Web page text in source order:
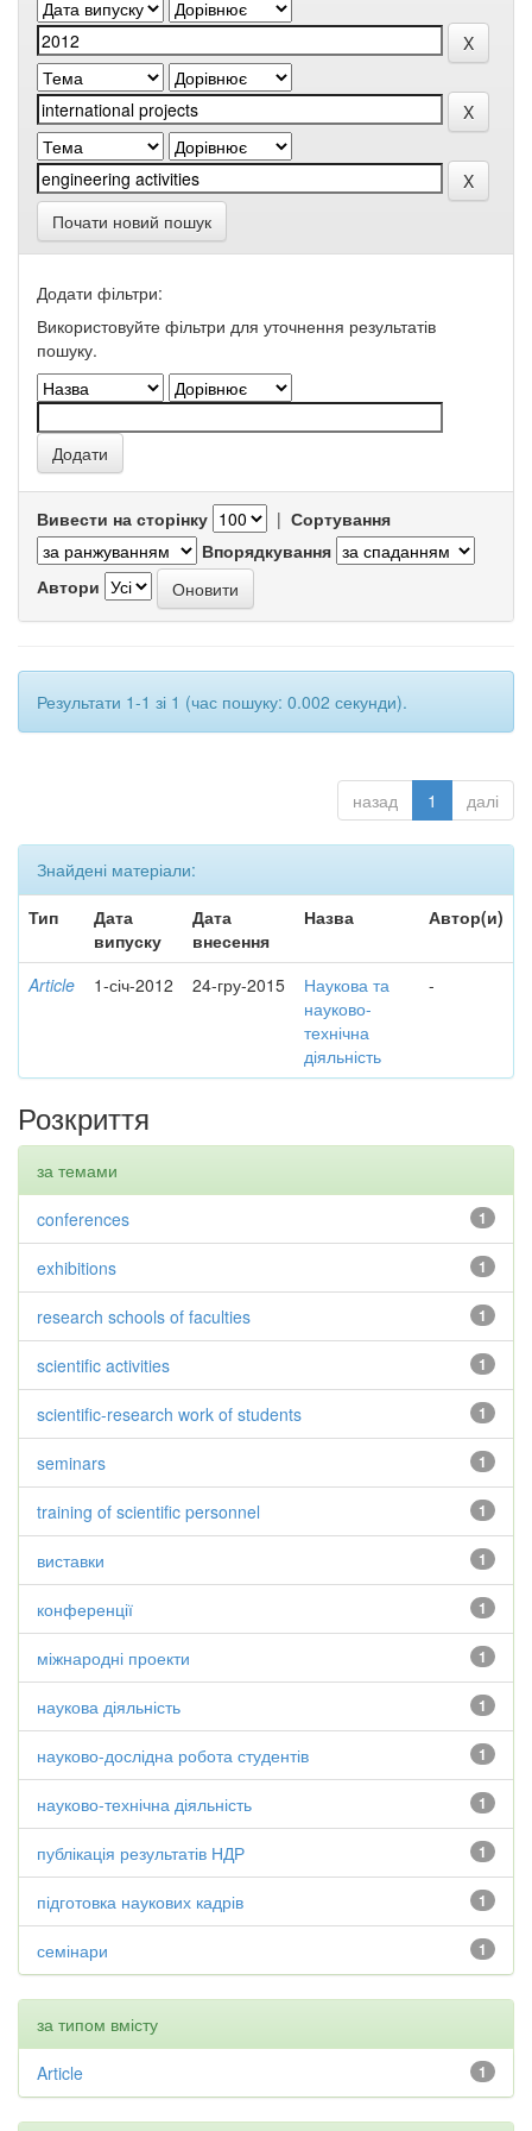
Почати новий пошук
Додати фільтри:
Використовуйте фільтри для уточнення результатів
пошуку.
Вивести на сторінку | Сортування
Впорядкування
Автори
Результати 1-1 зі 1 (час пошуку: 0.002 секунди).
назад 1 далі
Знайдені матеріали:
Тип
Дата
випуску
Дата
внесення
Назва Автор(и)
Article 1-січ-2012 24-гру-2015
Наукова та
науково-
технічна
діяльність
-
Розкриття
за темами
1
conferences
1
exhibitions
1
research schools of faculties
1
scientific activities
1
scientific-research work of students
1
seminars
1
training of scientific personnel
1
виставки
1
конференції
1
міжнародні проекти
1
наукова діяльність
1
науково-дослідна робота студентів
1
науково-технічна діяльність
1
публікація результатів НДР
1
підготовка наукових кадрів
1
семінари
за типом вмісту
1
Article